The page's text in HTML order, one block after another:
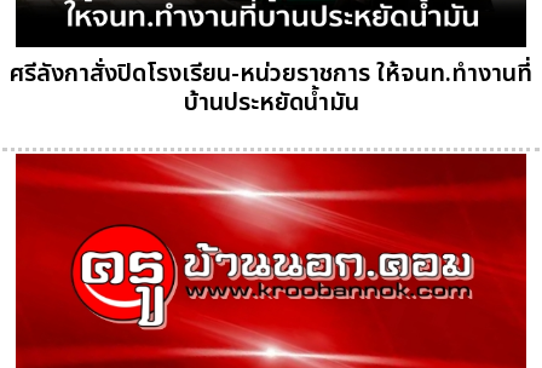
ศรีลังกาสั่งปิดโรงเรียน-หน่วยราชการ ให้จนท.ทำงานที่
บ้านประหยัดน้ำมัน